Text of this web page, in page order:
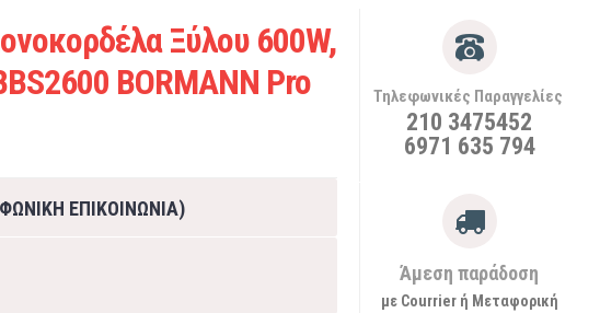
Τηλεφωνικές Παραγγελίες
210 3475452
6971 635 794
Άμεση παράδοση
με Courrier ή Μεταφορική
Ξύλου 600W,
BORMANN Pro
ΕΠΙΚΟΙΝΩΝΙΑ)